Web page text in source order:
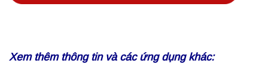
Xem thêm thông tin và các ứng dụng khác: